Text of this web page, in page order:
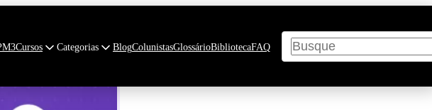
Cursos Categorias BlogColunistasGlossárioBibliotecaFAQ
Pesquisar